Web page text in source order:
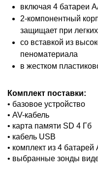
включая 4 батареи
2-компонентный
защищает при
со вставкой из
пеноматериала
в жестком
Комплект поставки:
• базовое устройство
• AV-кабель
• карта памяти SD 4 Гб
• кабель USB
• комплект из 4 батарей
• выбранные зонды